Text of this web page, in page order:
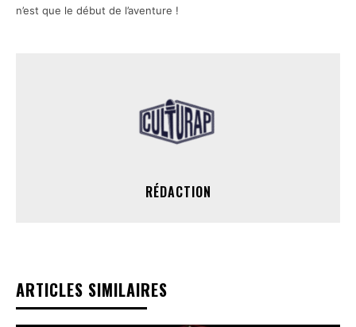
n’est que le début de l’aventure !
RÉDACTION
ARTICLES SIMILAIRES